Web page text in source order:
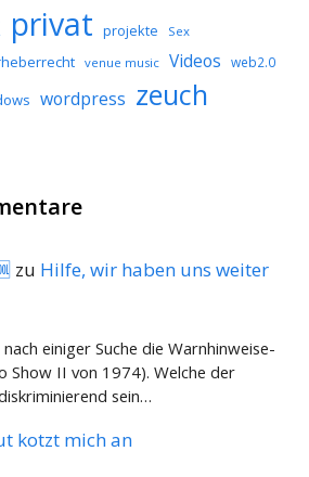
privat projekte Sex
venue music Videos web2.0
wordpress zeuch
zu Hilfe, wir haben uns weiter
einiger Suche die Warnhinweise-
Show II von 1974). Welche der
sein…
kotzt mich an